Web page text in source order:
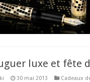
luxe et fête
30 mai 2013 Cadeaux